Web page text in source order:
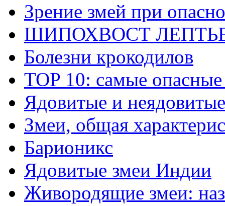
Зрение змей при
ШИПОХВОСТ
Болезни крокодилов
TOP 10: самые
Ядовитые и
Змеи, общая
Барионикс
Ядовитые змеи Индии
Живородящие змеи: